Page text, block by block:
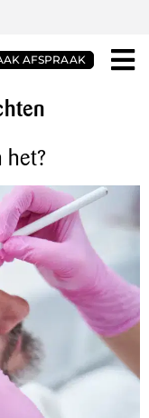
AFSPRAAK
het?